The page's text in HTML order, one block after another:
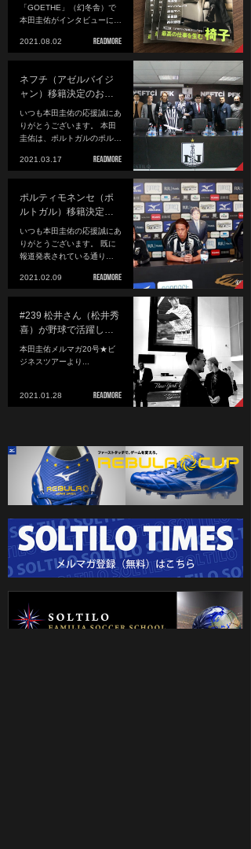
「GOETHE」（幻冬舎）で
本田圭佑がインタビューに…
2021.08.02
ネフチ（アゼルバイジ
ャン）移籍決定のお…
いつも本田圭佑の応援誠にあ
りがとうございます。 本田
圭佑は、ポルトガルのポル…
2021.03.17
ポルティモネンセ（ポ
ルトガル）移籍決定…
いつも本田圭佑の応援誠にあ
りがとうございます。 既に
報道発表されている通り…
2021.02.09
#239 松井さん（松井秀
喜）が野球で活躍し…
本田圭佑メルマガ20号★ビ
ジネスツアーより...
2021.01.28